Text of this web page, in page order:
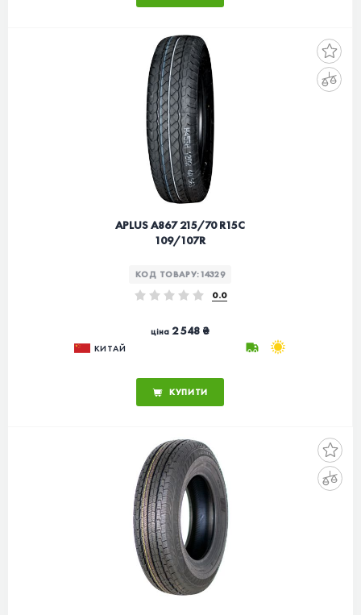
APLUS A867 215/70 R15C
109/107R
КОД ТОВАРУ:14329
0.0
ціна 2 548 ₴
КИТАЙ
КУПИТИ